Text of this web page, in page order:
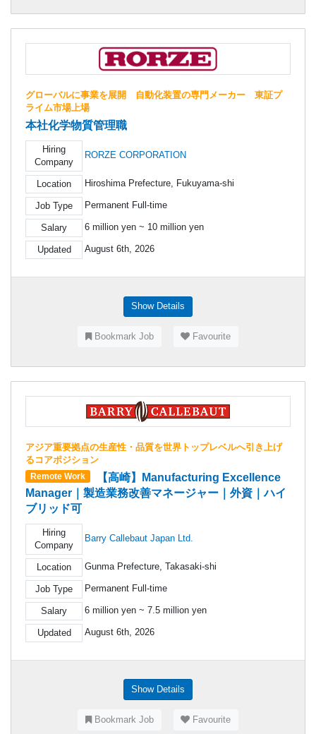
グローバルに事業を展開 自動化装置の専門メーカー 東証プ
ライム市場上場
本社化学物質管理職
Hiring
Company
RORZE CORPORATION
Location Hiroshima Prefecture, Fukuyama-shi
Job Type Permanent Full-time
Salary 6 million yen ~ 10 million yen
Updated August 6th, 2026
Show Details
Bookmark Job Favourite
アジア重要拠点の生産性・品質を世界トップレベルへ引き上げ
るコアポジション
Remote Work
【高崎】Manufacturing Excellence
Manager｜製造業務改善マネージャー｜外資｜ハイ
ブリッド可
Hiring
Company
Barry Callebaut Japan Ltd.
Location Gunma Prefecture, Takasaki-shi
Job Type Permanent Full-time
Salary 6 million yen ~ 7.5 million yen
Updated August 6th, 2026
Show Details
Bookmark Job Favourite